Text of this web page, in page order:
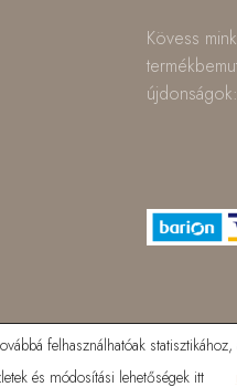
Kövess
újdonságok:
felhasználhatóak
és módosítási lehetőségek itt